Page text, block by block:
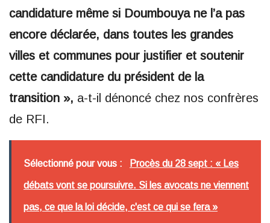
candidature même si Doumbouya ne l’a pas
encore déclarée, dans toutes les grandes
villes et communes pour justifier et soutenir
cette candidature du président de la
transition », a-t-il dénoncé chez nos confrères
de RFI.
Sélectionné pour vous : Procès du 28 sept : « Les
débats vont se poursuivre. Si les avocats ne viennent
pas, ce que la loi décide, c'est ce qui se fera »